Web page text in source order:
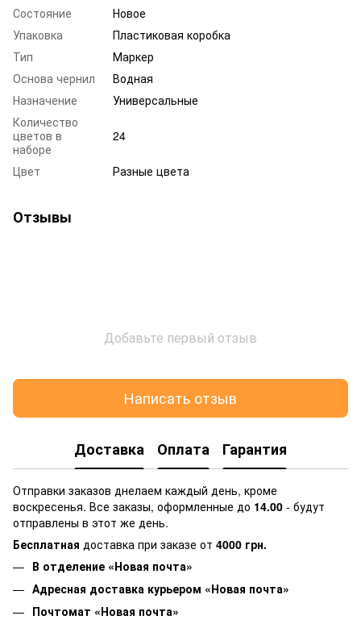
Состояние
Новое
Упаковка
Пластиковая коробка
Тип
Маркер
Основа чернил
Водная
Назначение
Универсальные
Количество
цветов в
наборе
24
Цвет Разные цвета
Отзывы
Добавьте первый отзыв
Написать отзыв
Доставка Оплата Гарантия
Отправки заказов днелаем каждый день, кроме
воскресенья. Все заказы, оформленные до 14.00 - будут
отправлены в этот же день.
Бесплатная доставка при заказе от 4000 грн.
В отделение «Новая почта»
Адресная доставка курьером «Новая почта»
Почтомат «Новая почта»